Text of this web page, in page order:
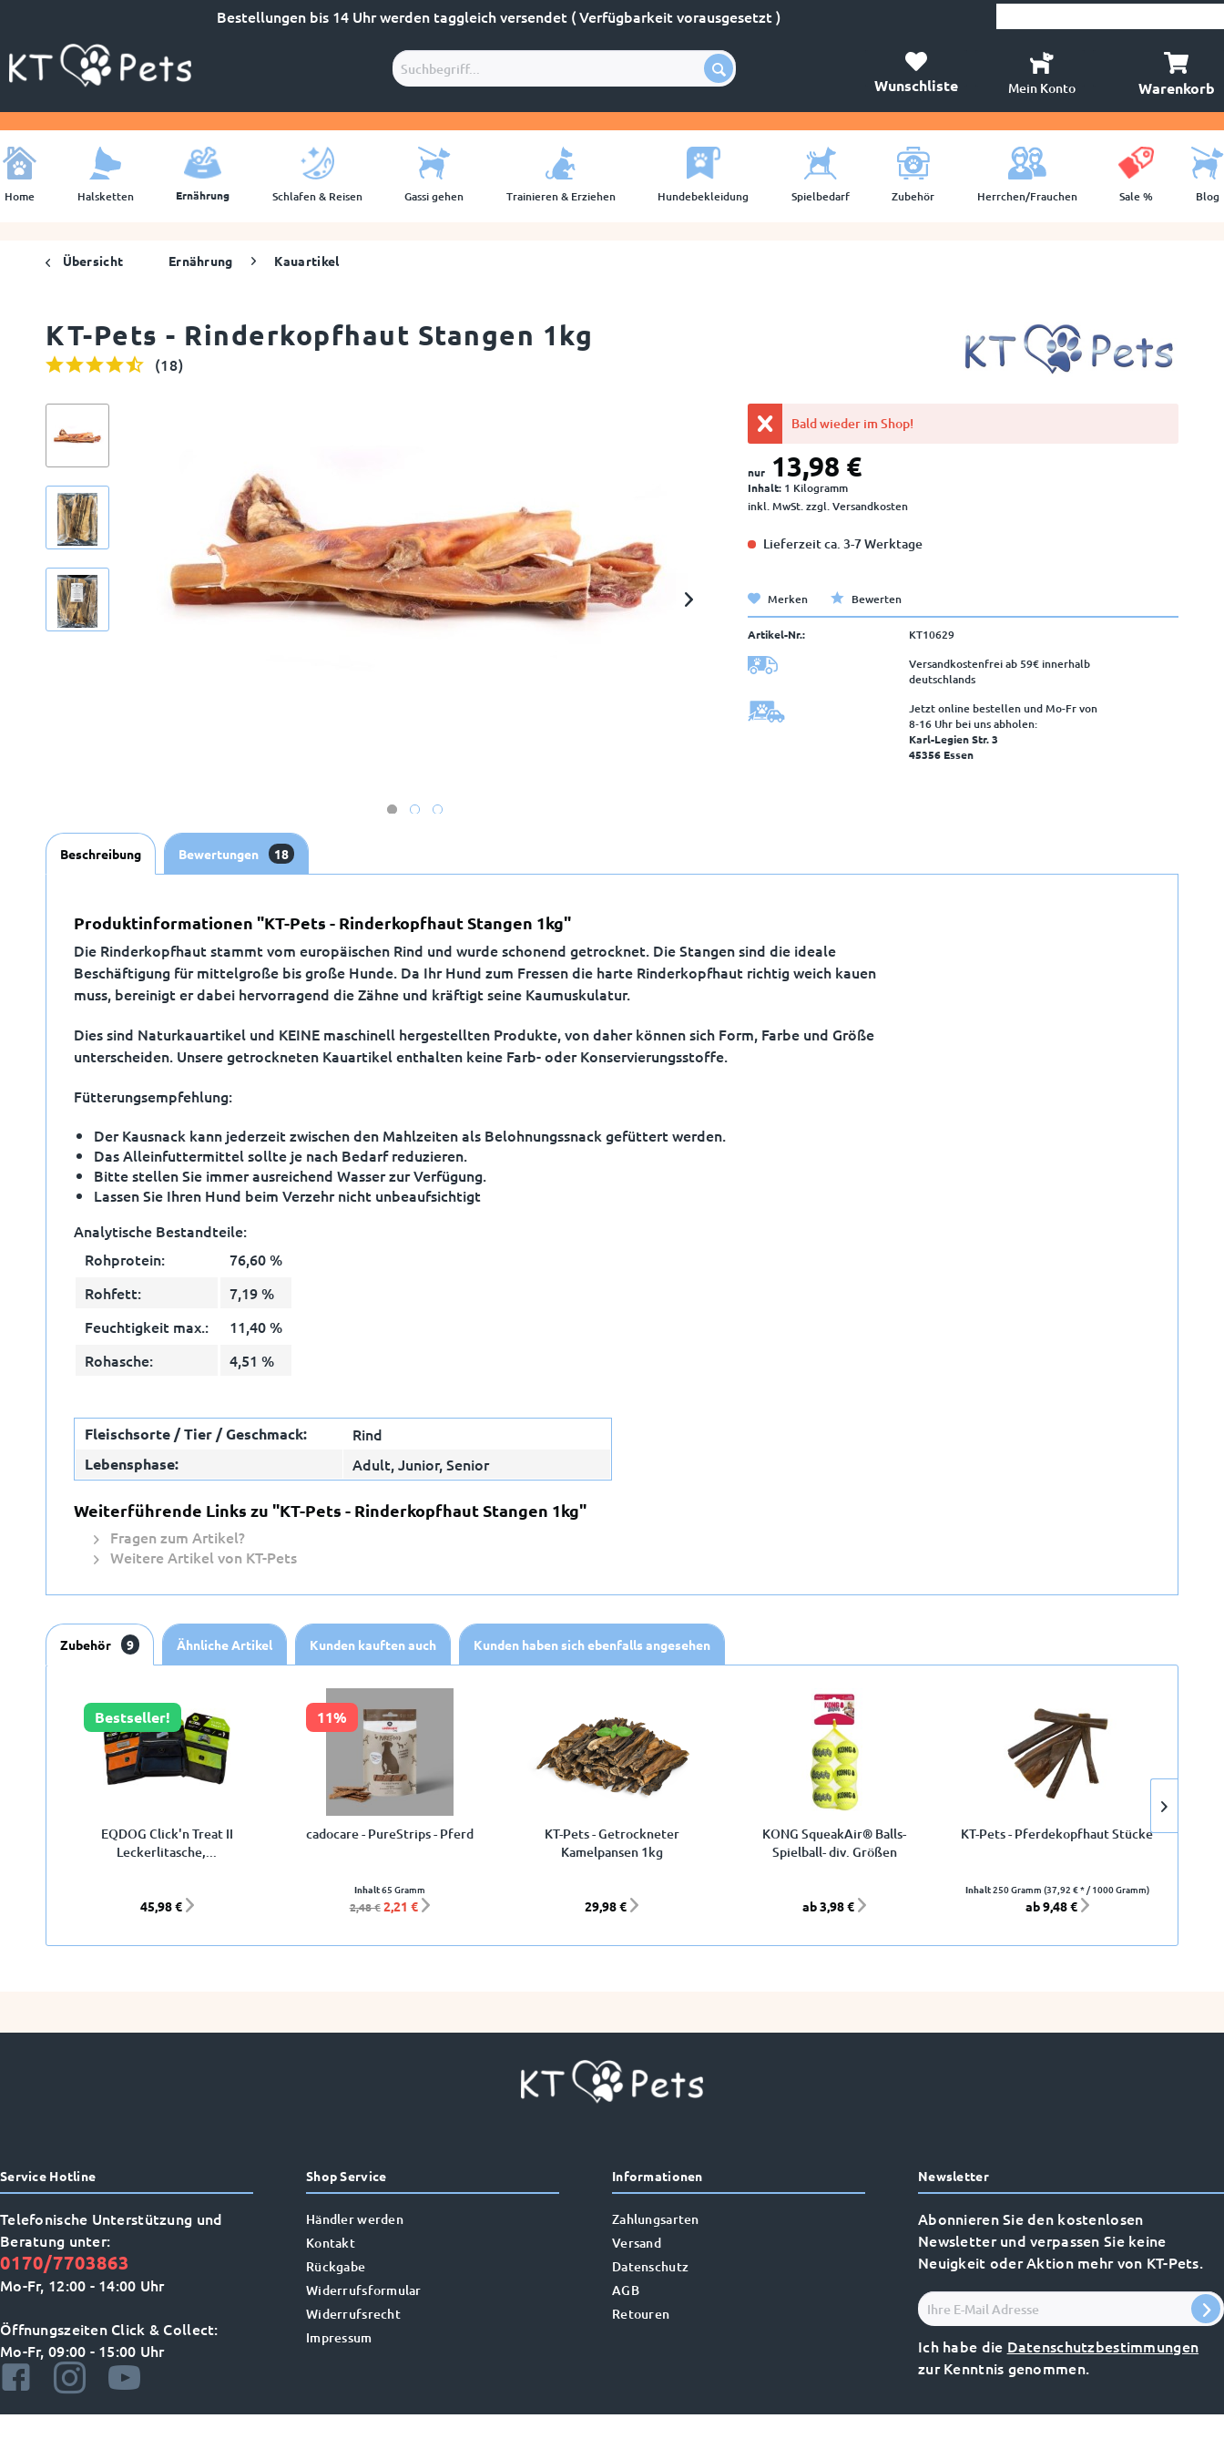
Bestellungen bis 14 Uhr werden taggleich versendet ( Verfügbarkeit vorausgesetzt )
Wunschliste Mein Konto Warenkorb
Home Halsketten Ernährung Schlafen & Reisen Gassi gehen Trainieren & Erziehen Hundebekleidung Spielbedarf Zubehör Herrchen/Frauchen Sale % Blog
Übersicht Ernährung Kauartikel
KT-Pets - Rinderkopfhaut Stangen 1kg
(18)
Bald wieder im Shop!
nur 13,98 €
Inhalt: 1 Kilogramm
inkl. MwSt.zzgl. Versandkosten
Lieferzeit ca. 3-7 Werktage
Merken Bewerten
Artikel-Nr.:
KT10629
Versandkostenfrei ab 59€ innerhalb
deutschlands
Jetzt online bestellen und Mo-Fr von
8‑16 Uhr bei uns abholen:
Karl-Legien Str. 3
45356 Essen
Beschreibung Bewertungen 18
Produktinformationen "KT-Pets - Rinderkopfhaut Stangen 1kg"
Die Rinderkopfhaut stammt vom europäischen Rind und wurde schonend getrocknet. Die Stangen sind die ideale
Beschäftigung für mittelgroße bis große Hunde. Da Ihr Hund zum Fressen die harte Rinderkopfhaut richtig weich kauen
muss, bereinigt er dabei hervorragend die Zähne und kräftigt seine Kaumuskulatur.
Dies sind Naturkauartikel und KEINE maschinell hergestellten Produkte, von daher können sich Form, Farbe und Größe
unterscheiden. Unsere getrockneten Kauartikel enthalten keine Farb- oder Konservierungsstoffe.
Fütterungsempfehlung:
Der Kausnack kann jederzeit zwischen den Mahlzeiten als Belohnungssnack gefüttert werden.
Das Alleinfuttermittel sollte je nach Bedarf reduzieren.
Bitte stellen Sie immer ausreichend Wasser zur Verfügung.
Lassen Sie Ihren Hund beim Verzehr nicht unbeaufsichtigt
Analytische Bestandteile:
Rohprotein:
76,60 %
Rohfett:
7,19 %
Feuchtigkeit max.:
11,40 %
Rohasche:
4,51 %
Fleischsorte / Tier / Geschmack: Rind
Lebensphase: Adult, Junior, Senior
Weiterführende Links zu "KT-Pets - Rinderkopfhaut Stangen 1kg"
Fragen zum Artikel?
Weitere Artikel von KT-Pets
Zubehör 9 Ähnliche Artikel Kunden kauften auch Kunden haben sich ebenfalls angesehen
Bestseller!
EQDOG Click'n Treat II
Leckerlitasche,...
45,98 €
11%
cadocare - PureStrips - Pferd
Inhalt65 Gramm
2,48 € 2,21 €
KT-Pets - Getrockneter
Kamelpansen 1kg
29,98 €
KONG SqueakAir® Balls-
Spielball- div. Größen
ab 3,98 €
KT-Pets - Pferdekopfhaut Stücke
Inhalt250 Gramm (37,92 € * / 1000 Gramm)
ab 9,48 €
E-Mail
Service Hotline
Telefonische Unterstützung und
Beratung unter:
0170/7703863
Mo-Fr, 12:00 - 14:00 Uhr
Öffnungszeiten Click & Collect:
Mo-Fr, 09:00 - 15:00 Uhr
Shop Service
Händler werden
Kontakt
Rückgabe
Widerrufsformular
Widerrufsrecht
Impressum
Informationen
Zahlungsarten
Versand
Datenschutz
AGB
Retouren
Newsletter
Abonnieren Sie den kostenlosen
Newsletter und verpassen Sie keine
Neuigkeit oder Aktion mehr von KT-Pets.
Ich habe die Datenschutzbestimmungen
zur Kenntnis genommen.